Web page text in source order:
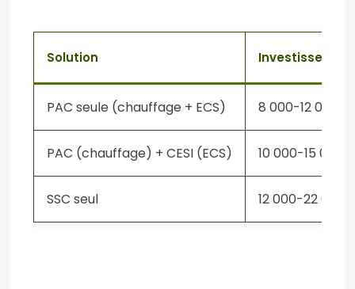
Solution
PAC seule (chauffage + ECS) 8 000-12 000€
PAC (chauffage) + CESI (ECS) 10 000-15 000€
SSC seul 12 000-22 000€